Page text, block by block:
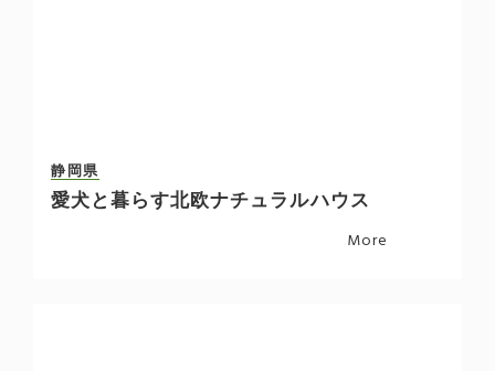
静岡県
愛犬と暮らす北欧ナチュラルハウス
More